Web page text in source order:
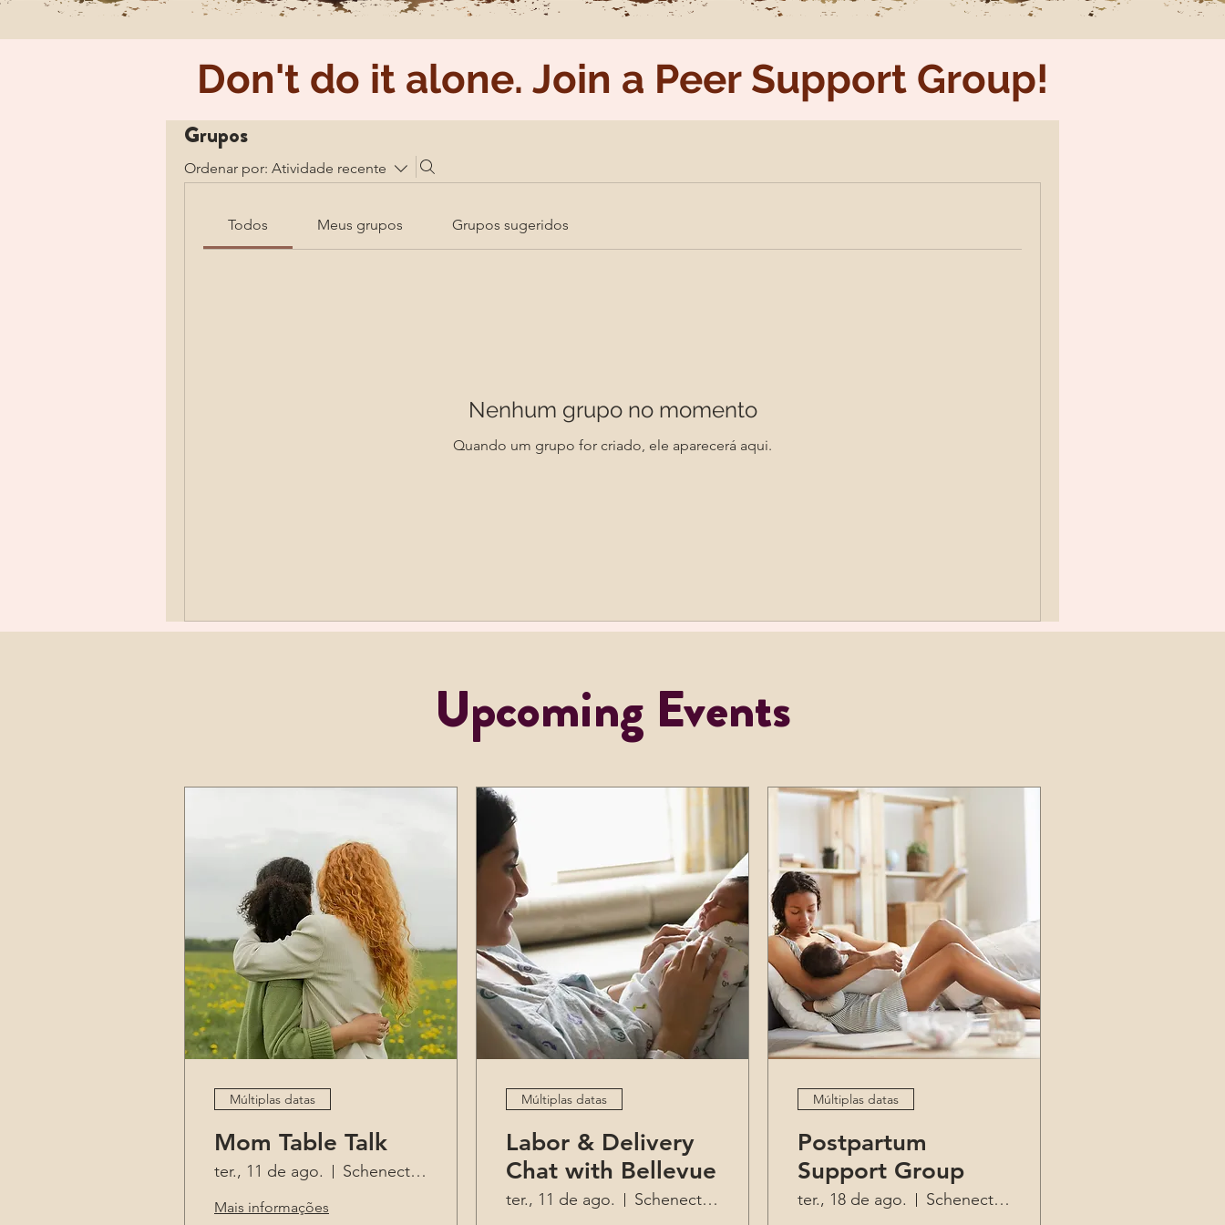
Don't do it alone. Join a Peer Support Group!
Grupos
Ordenar por: Atividade recente
Todos Meus grupos Grupos sugeridos
Nenhum grupo no momento
Quando um grupo for criado, ele aparecerá aqui.
Upcoming Events
Múltiplas datas
Mom Table Talk
ter., 11 de ago. Schenectady
Mais informações
Múltiplas datas
Labor & Delivery
Chat with Bellevue
ter., 11 de ago. Schenectady
Múltiplas datas
Postpartum
Support Group
ter., 18 de ago. Schenectady